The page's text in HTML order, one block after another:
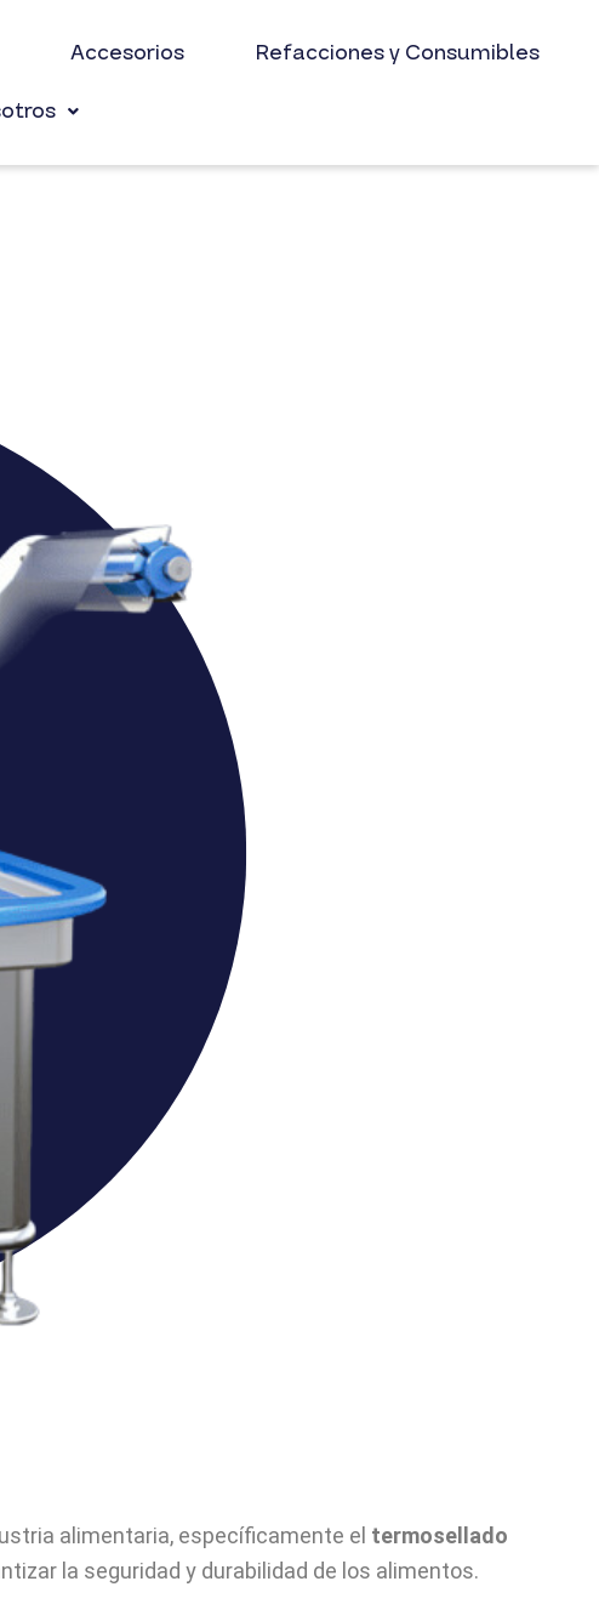
Accesorios
Refacciones y Consumibles
alimentaria, específicamente el termosellado
la seguridad y durabilidad de los alimentos.